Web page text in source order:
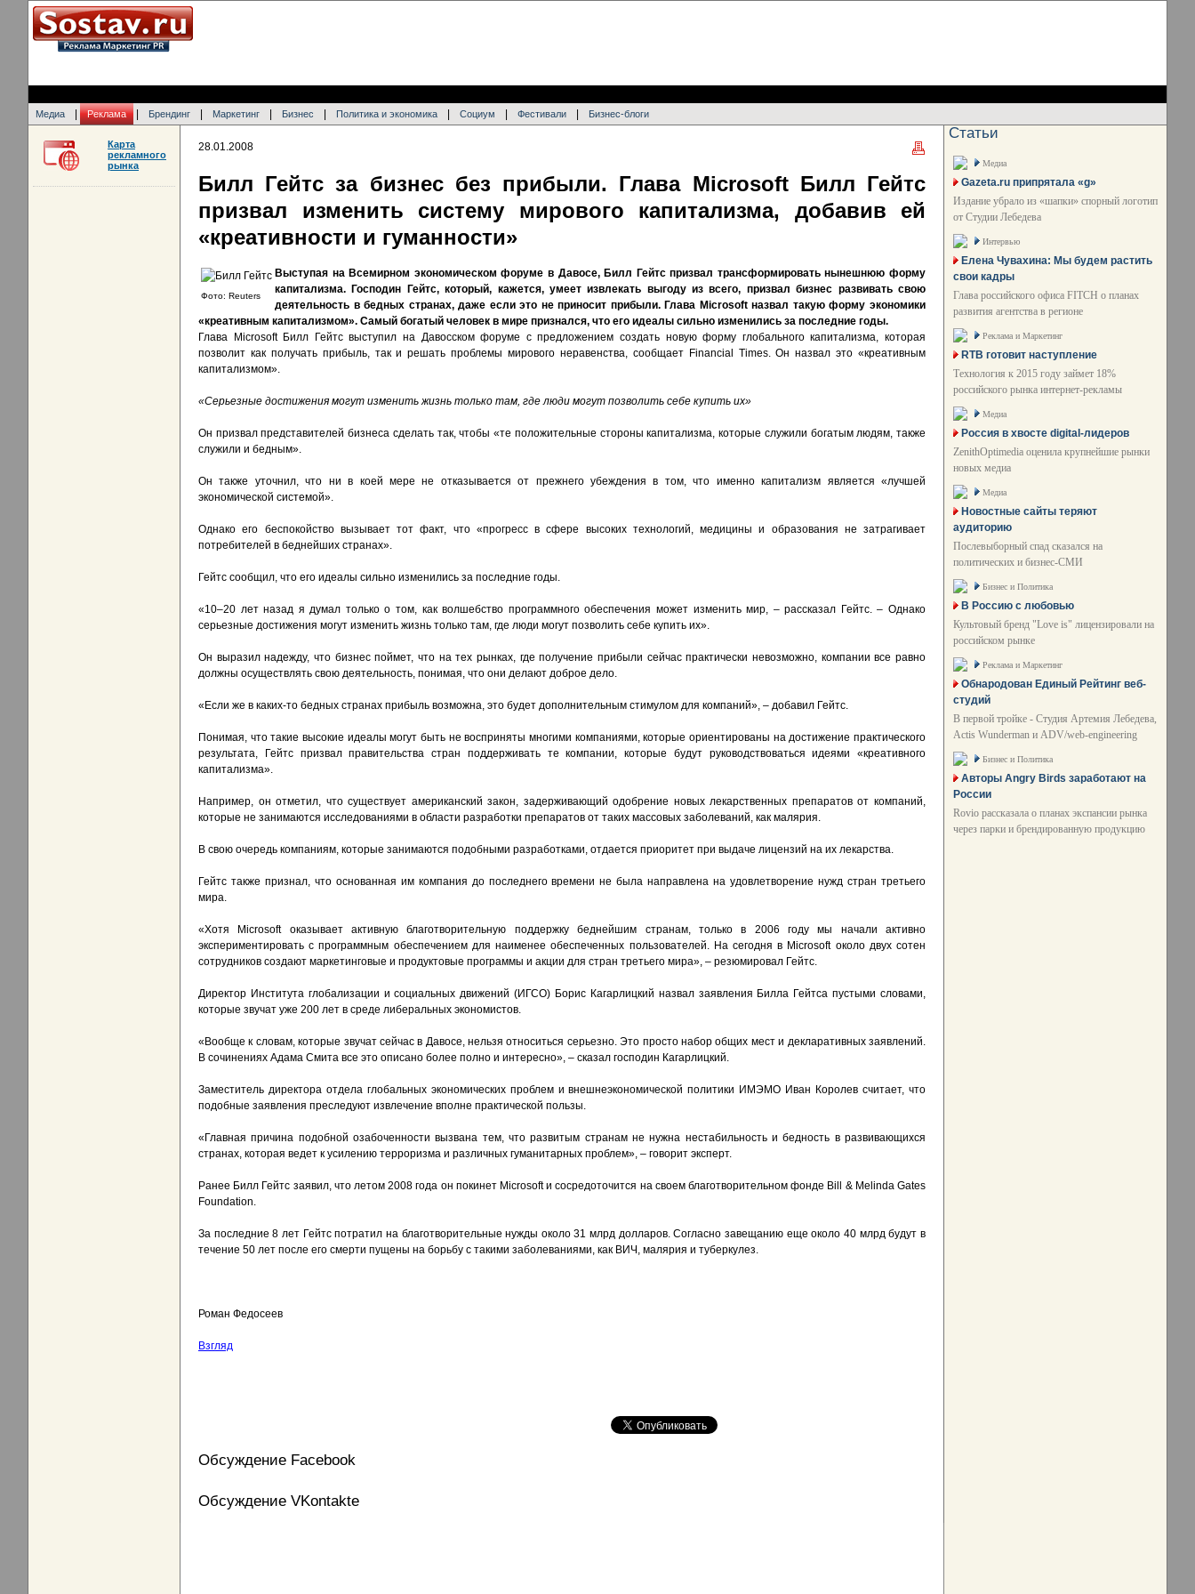
Медиа Реклама Брендинг Маркетинг Бизнес Политика и экономика Социум Фестивали Бизнес-блоги
28.01.2008
Билл Гейтс за бизнес без прибыли. Глава Microsoft Билл Гейтс
призвал изменить систему мирового капитализма, добавив ей
«креативности и гуманности»
Фото: Reuters
Выступая на Всемирном экономическом форуме в Давосе, Билл Гейтс призвал трансформировать нынешнюю форму
капитализма. Господин Гейтс, который, кажется, умеет извлекать выгоду из всего, призвал бизнес развивать свою
деятельность в бедных странах, даже если это не приносит прибыли. Глава Microsoft назвал такую форму экономики
«креативным капитализмом». Самый богатый человек в мире признался, что его идеалы сильно изменились за последние годы.
Глава Microsoft Билл Гейтс выступил на Давосском форуме с предложением создать новую форму глобального капитализма, которая
позволит как получать прибыль, так и решать проблемы мирового неравенства, сообщает Financial Times. Он назвал это «креативным
капитализмом».
«Серьезные достижения могут изменить жизнь только там, где люди могут позволить себе купить их»
Он призвал представителей бизнеса сделать так, чтобы «те положительные стороны капитализма, которые служили богатым людям, также
служили и бедным».
Он также уточнил, что ни в коей мере не отказывается от прежнего убеждения в том, что именно капитализм является «лучшей
экономической системой».
Однако его беспокойство вызывает тот факт, что «прогресс в сфере высоких технологий, медицины и образования не затрагивает
потребителей в беднейших странах».
Гейтс сообщил, что его идеалы сильно изменились за последние годы.
«10–20 лет назад я думал только о том, как волшебство программного обеспечения может изменить мир, – рассказал Гейтс. – Однако
серьезные достижения могут изменить жизнь только там, где люди могут позволить себе купить их».
Он выразил надежду, что бизнес поймет, что на тех рынках, где получение прибыли сейчас практически невозможно, компании все равно
должны осуществлять свою деятельность, понимая, что они делают доброе дело.
«Если же в каких-то бедных странах прибыль возможна, это будет дополнительным стимулом для компаний», – добавил Гейтс.
Понимая, что такие высокие идеалы могут быть не восприняты многими компаниями, которые ориентированы на достижение практического
результата, Гейтс призвал правительства стран поддерживать те компании, которые будут руководствоваться идеями «креативного
капитализма».
Например, он отметил, что существует американский закон, задерживающий одобрение новых лекарственных препаратов от компаний,
которые не занимаются исследованиями в области разработки препаратов от таких массовых заболеваний, как малярия.
В свою очередь компаниям, которые занимаются подобными разработками, отдается приоритет при выдаче лицензий на их лекарства.
Гейтс также признал, что основанная им компания до последнего времени не была направлена на удовлетворение нужд стран третьего
мира.
«Хотя Microsoft оказывает активную благотворительную поддержку беднейшим странам, только в 2006 году мы начали активно
экспериментировать с программным обеспечением для наименее обеспеченных пользователей. На сегодня в Microsoft около двух сотен
сотрудников создают маркетинговые и продуктовые программы и акции для стран третьего мира», – резюмировал Гейтс.
Директор Института глобализации и социальных движений (ИГСО) Борис Кагарлицкий назвал заявления Билла Гейтса пустыми словами,
которые звучат уже 200 лет в среде либеральных экономистов.
«Вообще к словам, которые звучат сейчас в Давосе, нельзя относиться серьезно. Это просто набор общих мест и декларативных заявлений.
В сочинениях Адама Смита все это описано более полно и интересно», – сказал господин Кагарлицкий.
Заместитель директора отдела глобальных экономических проблем и внешнеэкономической политики ИМЭМО Иван Королев считает, что
подобные заявления преследуют извлечение вполне практической пользы.
«Главная причина подобной озабоченности вызвана тем, что развитым странам не нужна нестабильность и бедность в развивающихся
странах, которая ведет к усилению терроризма и различных гуманитарных проблем», – говорит эксперт.
Ранее Билл Гейтс заявил, что летом 2008 года он покинет Microsoft и сосредоточится на своем благотворительном фонде Вill & Melinda Gates
Foundation.
За последние 8 лет Гейтс потратил на благотворительные нужды около 31 млрд долларов. Согласно завещанию еще около 40 млрд будут в
течение 50 лет после его смерти пущены на борьбу с такими заболеваниями, как ВИЧ, малярия и туберкулез.
Роман Федосеев
Взгляд
Обсуждение Facebook
Обсуждение VKontakte
Карта
рекламного
рынка
Статьи
Медиа
Gazeta.ru припрятала «g»
Издание убрало из «шапки» спорный логотип
от Студии Лебедева
Интервью
Елена Чувахина: Мы будем растить
свои кадры
Глава российского офиса FITCH о планах
развития агентства в регионе
Реклама и Маркетинг
RTB готовит наступление
Технология к 2015 году займет 18%
российского рынка интернет-рекламы
Медиа
Россия в хвосте digital-лидеров
ZenithOptimedia оценила крупнейшие рынки
новых медиа
Медиа
Новостные сайты теряют
аудиторию
Послевыборный спад сказался на
политических и бизнес-СМИ
Бизнес и Политика
В Россию с любовью
Культовый бренд "Love is" лицензировали на
российском рынке
Реклама и Маркетинг
Обнародован Единый Рейтинг веб-
студий
В первой тройке - Студия Артемия Лебедева,
Actis Wunderman и ADV/web-engineering
Бизнес и Политика
Авторы Angry Birds заработают на
России
Rovio рассказала о планах экспансии рынка
через парки и брендированную продукцию